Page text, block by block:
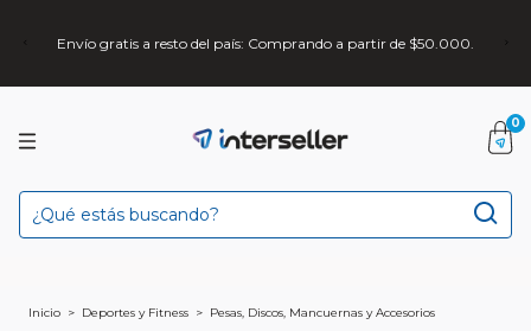
Envío gratis a resto del país: Comprando a partir de $50.000.
0
Inicio > Deportes y Fitness > Pesas, Discos, Mancuernas y Accesorios